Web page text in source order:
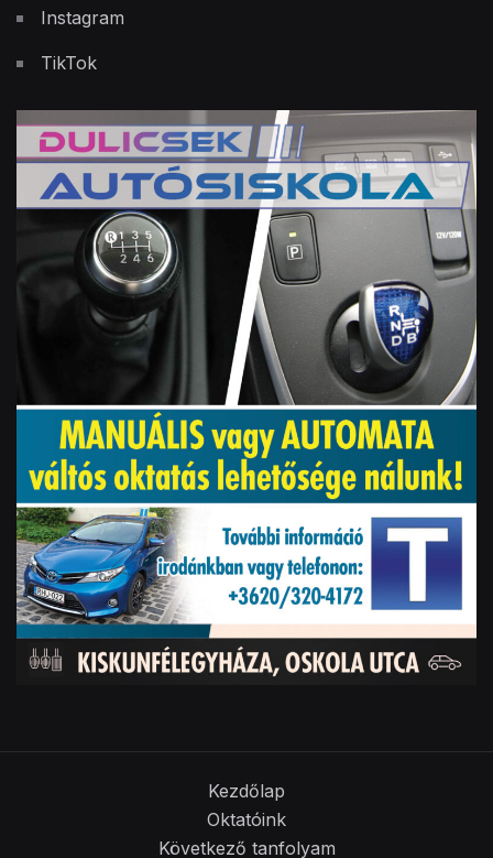
Instagram
TikTok
Kezdőlap
Oktatóink
Következő tanfolyam